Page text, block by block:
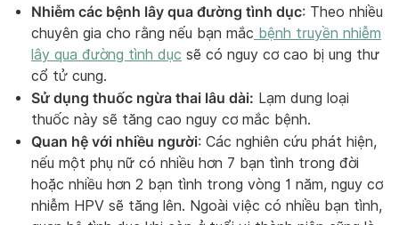
Nhiễm các bệnh lây qua đường tình dục: Theo nhiều
chuyên gia cho rằng nếu bạn mắc bệnh truyền nhiễm
lây qua đường tình dục sẽ có nguy cơ cao bị ung thư
cổ tử cung.
Sử dụng thuốc ngừa thai lâu dài: Lạm dung loại
thuốc này sẽ tăng cao nguy cơ mắc bệnh.
Quan hệ với nhiều người: Các nghiên cứu phát hiện,
nếu một phụ nữ có nhiều hơn 7 bạn tình trong đời
hoặc nhiều hơn 2 bạn tình trong vòng 1 năm, nguy cơ
nhiễm HPV sẽ tăng lên. Ngoài việc có nhiều bạn tình,